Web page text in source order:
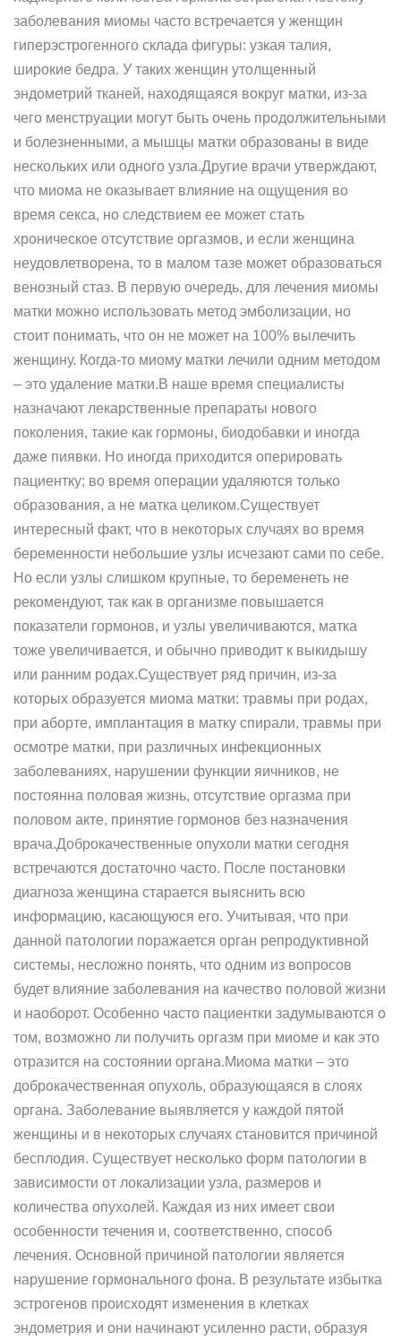
заболевания миомы часто встречается у женщин
гиперэстрогенного склада фигуры: узкая талия,
широкие бедра. У таких женщин утолщенный
эндометрий тканей, находящаяся вокруг матки, из-за
чего менструации могут быть очень продолжительными
и болезненными, а мышцы матки образованы в виде
нескольких или одного узла.Другие врачи утверждают,
что миома не оказывает влияние на ощущения во
время секса, но следствием ее может стать
хроническое отсутствие оргазмов, и если женщина
неудовлетворена, то в малом тазе может образоваться
венозный стаз. В первую очередь, для лечения миомы
матки можно использовать метод эмболизации, но
стоит понимать, что он не может на 100% вылечить
женщину. Когда-то миому матки лечили одним методом
– это удаление матки.В наше время специалисты
назначают лекарственные препараты нового
поколения, такие как гормоны, биодобавки и иногда
даже пиявки. Но иногда приходится оперировать
пациентку; во время операции удаляются только
образования, а не матка целиком.Существует
интересный факт, что в некоторых случаях во время
беременности небольшие узлы исчезают сами по себе.
Но если узлы слишком крупные, то беременеть не
рекомендуют, так как в организме повышается
показатели гормонов, и узлы увеличиваются, матка
тоже увеличивается, и обычно приводит к выкидышу
или ранним родах.Существует ряд причин, из-за
которых образуется миома матки: травмы при родах,
при аборте, имплантация в матку спирали, травмы при
осмотре матки, при различных инфекционных
заболеваниях, нарушении функции яичников, не
постоянна половая жизнь, отсутствие оргазма при
половом акте, принятие гормонов без назначения
врача.Доброкачественные опухоли матки сегодня
встречаются достаточно часто. После постановки
диагноза женщина старается выяснить всю
информацию, касающуюся его. Учитывая, что при
данной патологии поражается орган репродуктивной
системы, несложно понять, что одним из вопросов
будет влияние заболевания на качество половой жизни
и наоборот. Особенно часто пациентки задумываются о
том, возможно ли получить оргазм при миоме и как это
отразится на состоянии органа.Миома матки – это
доброкачественная опухоль, образующаяся в слоях
органа. Заболевание выявляется у каждой пятой
женщины и в некоторых случаях становится причиной
бесплодия. Существует несколько форм патологии в
зависимости от локализации узла, размеров и
количества опухолей. Каждая из них имеет свои
особенности течения и, соответственно, способ
лечения. Основной причиной патологии является
нарушение гормонального фона. В результате избытка
эстрогенов происходят изменения в клетках
эндометрия и они начинают усиленно расти, образуя